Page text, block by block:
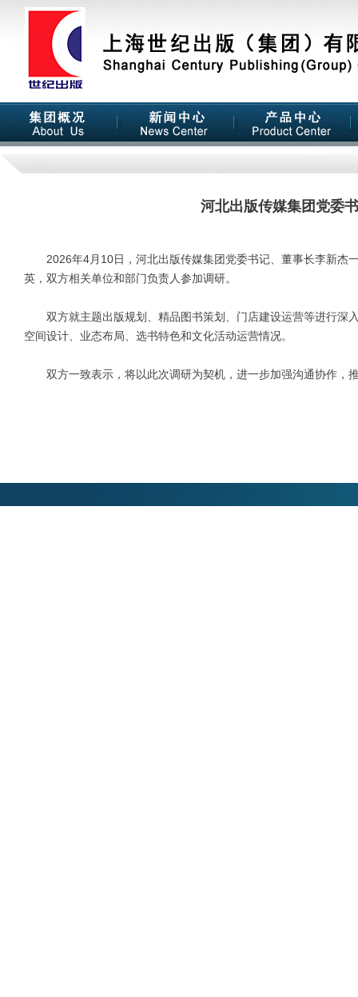
河北出版传媒集团党委
2026年4月10日，河北出版传媒集团党委书记、董事长李新杰
英，双方相关单位和部门负责人参加调研。
双方就主题出版规划、精品图书策划、门店建设运营等进行深
空间设计、业态布局、选书特色和文化活动运营情况。
双方一致表示，将以此次调研为契机，进一步加强沟通协作，